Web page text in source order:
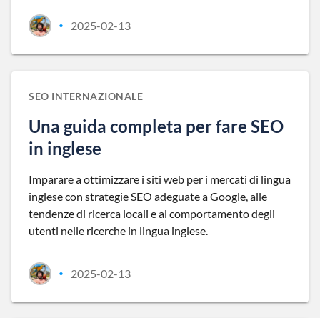
• 2025-02-13
SEO INTERNAZIONALE
Una guida completa per fare SEO
in inglese
Imparare a ottimizzare i siti web per i mercati di lingua
inglese con strategie SEO adeguate a Google, alle
tendenze di ricerca locali e al comportamento degli
utenti nelle ricerche in lingua inglese.
• 2025-02-13